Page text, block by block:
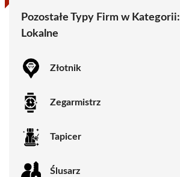
Pozostałe Typy Firm w Kategorii:
Lokalne
Złotnik
Zegarmistrz
Tapicer
Ślusarz